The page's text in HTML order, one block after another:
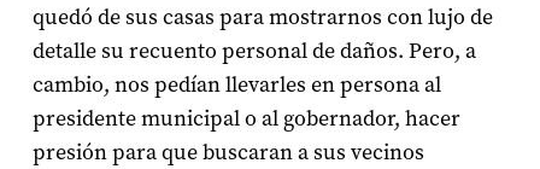
quedó de sus casas para mostrarnos con lujo de
detalle su recuento personal de daños. Pero, a
cambio, nos pedían llevarles en persona al
presidente municipal o al gobernador, hacer
presión para que buscaran a sus vecinos